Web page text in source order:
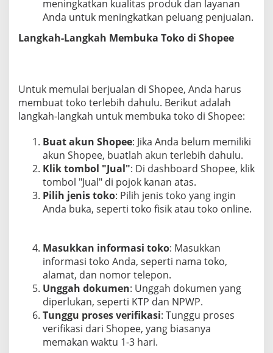
meningkatkan kualitas produk dan layanan
Anda untuk meningkatkan peluang penjualan.
Langkah-Langkah Membuka Toko di Shopee
Untuk memulai berjualan di Shopee, Anda harus
membuat toko terlebih dahulu. Berikut adalah
langkah-langkah untuk membuka toko di Shopee:
Buat akun Shopee: Jika Anda belum memiliki
akun Shopee, buatlah akun terlebih dahulu.
Klik tombol "Jual": Di dashboard Shopee, klik
tombol "Jual" di pojok kanan atas.
Pilih jenis toko: Pilih jenis toko yang ingin
Anda buka, seperti toko fisik atau toko online.
Masukkan informasi toko: Masukkan
informasi toko Anda, seperti nama toko,
alamat, dan nomor telepon.
Unggah dokumen: Unggah dokumen yang
diperlukan, seperti KTP dan NPWP.
Tunggu proses verifikasi: Tunggu proses
verifikasi dari Shopee, yang biasanya
memakan waktu 1-3 hari.